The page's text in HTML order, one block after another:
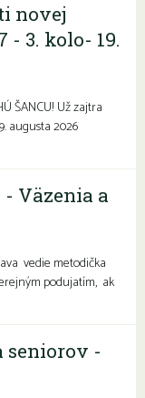
novej
3. kolo- 19.
ŠANCU! Už zajtra
augusta 2026
Väzenia a
vedie metodička
podujatím, ak
seniorov -